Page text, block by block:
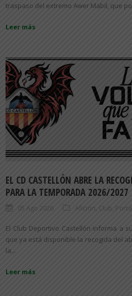
traspaso del extremo Awer Mabil, que
Leer más
EL CD CASTELLÓN ABRE LA
PARA LA TEMPORADA 2026/2027
05 Ago 2026 Afición Club
El Club Deportivo Castellón informa a
que ya está disponible la recogida del
la...
Leer más